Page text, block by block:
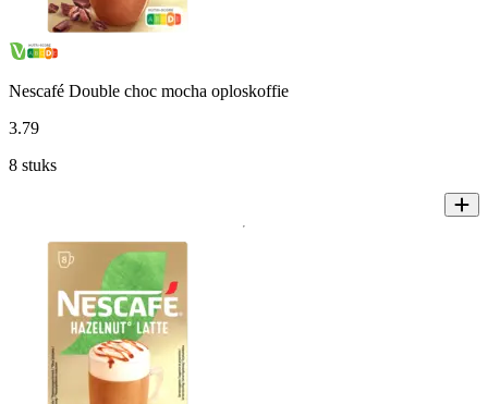
Nescafé Double choc mocha oploskoffie
3.79
8 stuks